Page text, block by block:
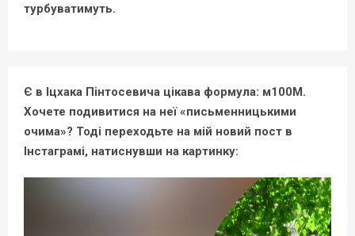
турбуватимуть.
Є в Іцхака Пінтосевича цікава формула: м100М.
Хочете подивитися на неї «письменницькими
очима»? Тоді переходьте на мій новий пост в
Інстаграмі, натиснувши на картинку: